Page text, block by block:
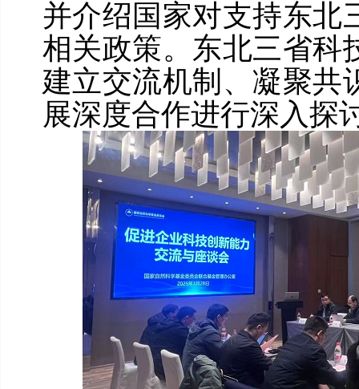
并介绍国家对支持东北
相关政策。东北三省科
建立交流机制、凝聚共
展深度合作进行深入探